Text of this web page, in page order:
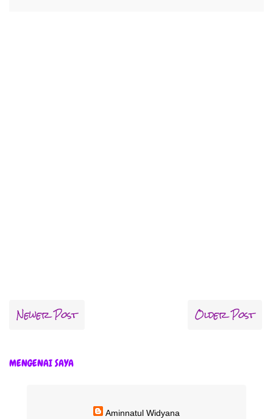
Newer Post Older Post
MENGENAI SAYA
Aminnatul Widyana